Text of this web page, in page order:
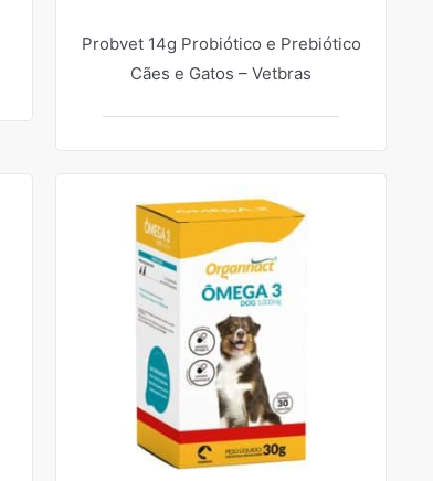
Probvet 14g Probiótico e Prebiótico
Cães e Gatos – Vetbras